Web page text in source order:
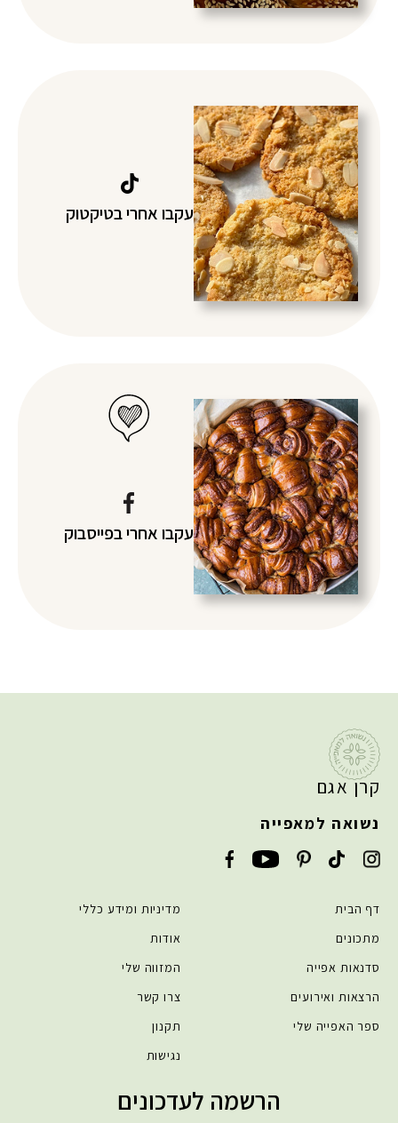
עקבו אחרי בטיקטוק
עקבו אחריבפייסבוק
קרן אגם
נשואה למאפייה
דף הבית
מתכונים
סדנאות אפייה
הרצאות ואירועים
ספר האפייה שלי
מדיניות ומידע כללי
אודות
המזווה שלי
צרו קשר
תקנון
נגישות
הרשמה לעדכונים